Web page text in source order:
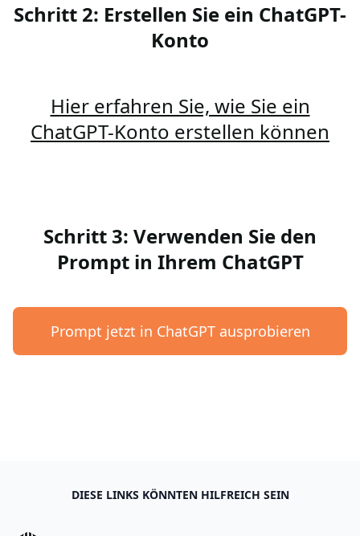
Schritt 2: Erstellen Sie ein ChatGPT-
Konto
Hier erfahren Sie, wie Sie ein
ChatGPT-Konto erstellen können
Schritt 3: Verwenden Sie den
Prompt in Ihrem ChatGPT
Prompt jetzt in ChatGPT ausprobieren
DIESE LINKS KÖNNTEN HILFREICH SEIN